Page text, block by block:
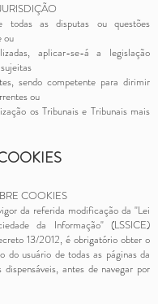
todas as disputas ou questões
ou
aplicar-se-á a legislação
sendo competente para dirimir
ou
os Tribunais e Tribunais mais
COOKIES
da referida modificação da "Lei
da Informação" (LSSICE)
13/2012, é obrigatório obter o
do usuário de todas as páginas da
antes de navegar por